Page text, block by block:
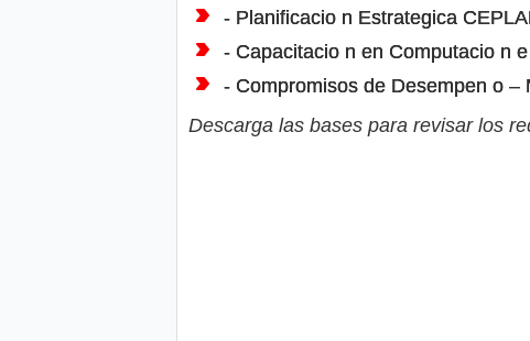
- Planificacio n Estrategica
- Capacitacio n en Computacio n
- Compromisos de Desempen o –
Descarga las bases para revisar los